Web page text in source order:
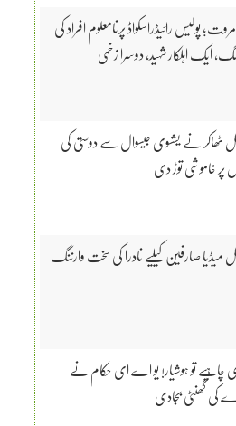
پولیس رائیڈراسکواڈ پرنامعلوم افراد کی
ایک اہلکار شہید، دوسرا زخمی
ٹھاکر نے یشسوی جیسوال سے دوستی کی
پر خاموشی توڑ دی
میڈیا صارفین کیلیے نادرا کی سخت وارننگ
چاہیے تو ہوشیار! یو اے ای حکام نے
کی گھنٹی بجادی